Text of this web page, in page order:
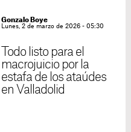
Gonzalo Boye
Lunes, 2 de marzo de 2026 - 05:30
Todo listo para el
macrojuicio por la
estafa de los ataúdes
en Valladolid